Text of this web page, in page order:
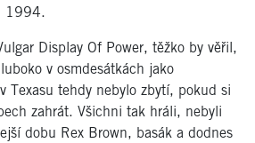
1994.
Display Of Power, těžko by věřil,
v osmdesátkách jako
Texasu tehdy nebylo zbytí, pokud si
zahrát. Všichni tak hráli, nebyli
dobu Rex Brown, basák a dodnes